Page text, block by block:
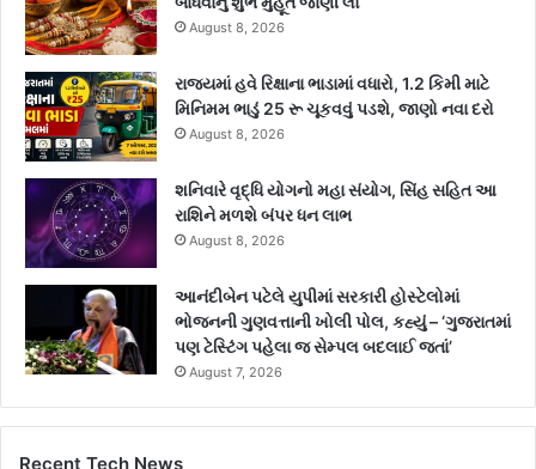
August 8, 2026
રાજ્યમાં હવે રિક્ષાના ભાડામાં વધારો, 1.2 કિમી માટે
મિનિમમ ભાડું 25 રૂ ચૂકવવું પડશે, જાણો નવા દરો
August 8, 2026
શનિવારે વૃદ્ધિ યોગનો મહા સંયોગ, સિંહ સહિત આ
રાશિને મળશે બંપર ધન લાભ
August 8, 2026
આનંદીબેન પટેલે યુપીમાં સરકારી હોસ્ટેલોમાં
ભોજનની ગુણવત્તાની ખોલી પોલ, કહ્યું – ‘ગુજરાતમાં
પણ ટેસ્ટિંગ પહેલા જ સેમ્પલ બદલાઈ જતાં’
August 7, 2026
Recent Tech News